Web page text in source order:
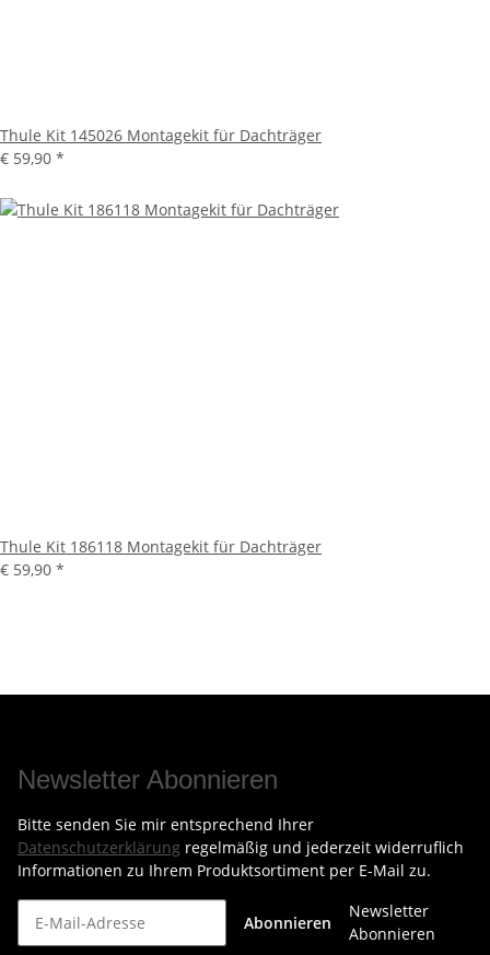
Thule Kit 145026 Montagekit für Dachträger
€ 59,90 *
Thule Kit 186118 Montagekit für Dachträger
€ 59,90 *
Newsletter Abonnieren
Bitte senden Sie mir entsprechend Ihrer
Datenschutzerklärung regelmäßig und jederzeit widerruflich
Informationen zu Ihrem Produktsortiment per E-Mail zu.
Abonnieren
Newsletter
Abonnieren